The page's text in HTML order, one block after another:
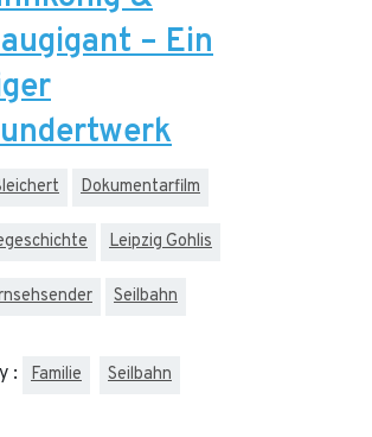
– Ein
Dokumentarfilm
Leipzig Gohlis
Seilbahn
: Familie Seilbahn